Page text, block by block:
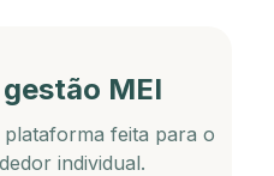
MEI
feita para o
individual.